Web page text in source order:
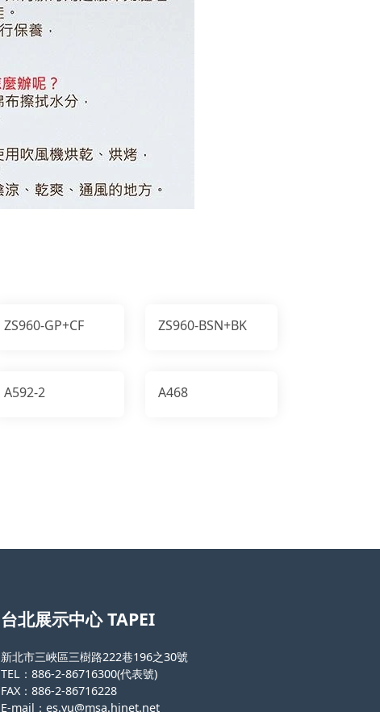
ZS960-GP+CF ZS960-BSN+BK
A592-2 A468
台北展示中心 TAPEI
新北市三峽區三樹路222巷196之30號
TEL：886-2-86716300(代表號)
FAX：886-2-86716228
E-mail ： es.yu@msa.hinet.net